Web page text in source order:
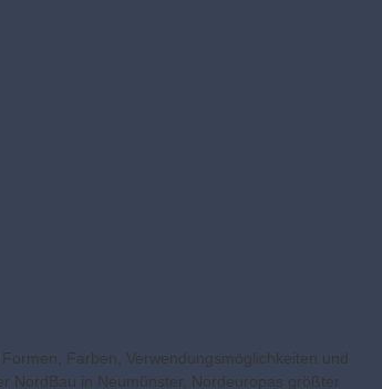
Farben, Verwendungsmöglichkeiten und
NordBau in Neumünster, Nordeuropas größter